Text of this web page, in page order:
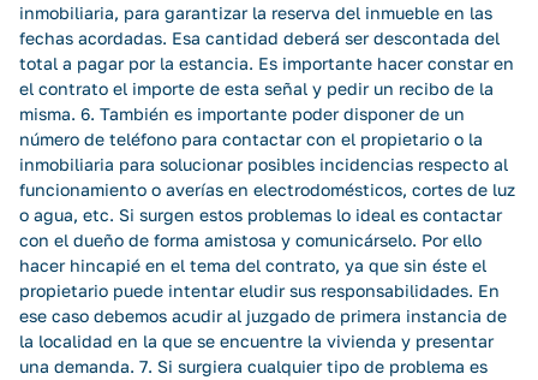
inmobiliaria, para garantizar la reserva del inmueble en las
fechas acordadas. Esa cantidad deberá ser descontada del
total a pagar por la estancia. Es importante hacer constar en
el contrato el importe de esta señal y pedir un recibo de la
misma. 6. También es importante poder disponer de un
número de teléfono para contactar con el propietario o la
inmobiliaria para solucionar posibles incidencias respecto al
funcionamiento o averías en electrodomésticos, cortes de luz
o agua, etc. Si surgen estos problemas lo ideal es contactar
con el dueño de forma amistosa y comunicárselo. Por ello
hacer hincapié en el tema del contrato, ya que sin éste el
propietario puede intentar eludir sus responsabilidades. En
ese caso debemos acudir al juzgado de primera instancia de
la localidad en la que se encuentre la vivienda y presentar
una demanda. 7. Si surgiera cualquier tipo de problema es